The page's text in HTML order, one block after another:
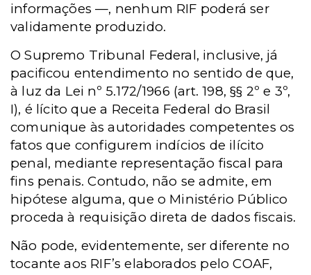
informações —, nenhum RIF poderá ser
validamente produzido.
O Supremo Tribunal Federal, inclusive, já
pacificou entendimento no sentido de que,
à luz da Lei nº 5.172/1966 (art. 198, §§ 2º e 3º,
I), é lícito que a Receita Federal do Brasil
comunique às autoridades competentes os
fatos que configurem indícios de ilícito
penal, mediante representação fiscal para
fins penais. Contudo, não se admite, em
hipótese alguma, que o Ministério Público
proceda à requisição direta de dados fiscais.
Não pode, evidentemente, ser diferente no
tocante aos RIF’s elaborados pelo COAF,